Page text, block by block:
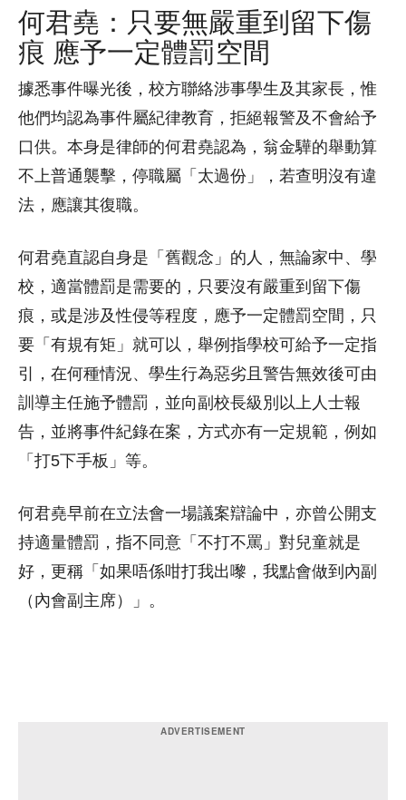
何君堯：只要無嚴重到留下傷
痕 應予一定體罰空間
據悉事件曝光後，校方聯絡涉事學生及其家長，惟
他們均認為事件屬紀律教育，拒絕報警及不會給予
口供。本身是律師的何君堯認為，翁金驊的舉動算
不上普通襲擊，停職屬「太過份」，若查明沒有違
法，應讓其復職。
何君堯直認自身是「舊觀念」的人，無論家中、學
校，適當體罰是需要的，只要沒有嚴重到留下傷
痕，或是涉及性侵等程度，應予一定體罰空間，只
要「有規有矩」就可以，舉例指學校可給予一定指
引，在何種情況、學生行為惡劣且警告無效後可由
訓導主任施予體罰，並向副校長級別以上人士報
告，並將事件紀錄在案，方式亦有一定規範，例如
「打5下手板」等。
何君堯早前在立法會一場議案辯論中，亦曾公開支
持適量體罰，指不同意「不打不罵」對兒童就是
好，更稱「如果唔係咁打我出嚟，我點會做到內副
（內會副主席）」。